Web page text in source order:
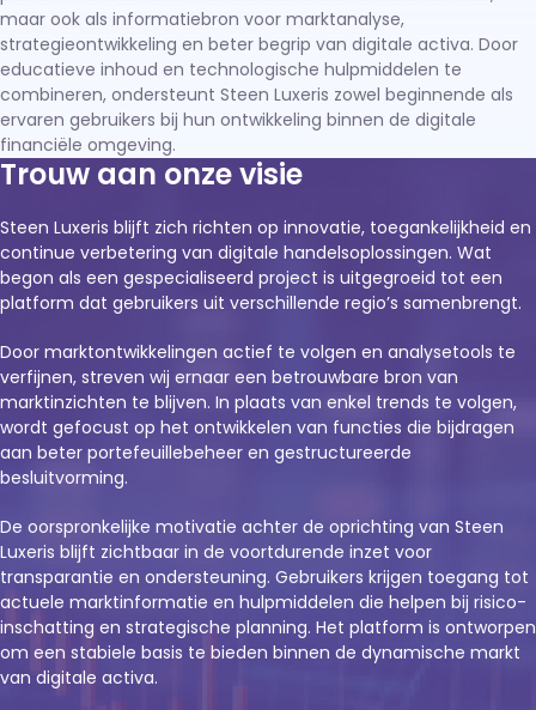
maar ook als informatiebron voor marktanalyse,
strategieontwikkeling en beter begrip van digitale activa. Door
educatieve inhoud en technologische hulpmiddelen te
combineren, ondersteunt Steen Luxeris zowel beginnende als
ervaren gebruikers bij hun ontwikkeling binnen de digitale
financiële omgeving.
Trouw aan onze visie
Steen Luxeris blijft zich richten op innovatie, toegankelijkheid en
continue verbetering van digitale handelsoplossingen. Wat
begon als een gespecialiseerd project is uitgegroeid tot een
platform dat gebruikers uit verschillende regio’s samenbrengt.
Door marktontwikkelingen actief te volgen en analysetools te
verfijnen, streven wij ernaar een betrouwbare bron van
marktinzichten te blijven. In plaats van enkel trends te volgen,
wordt gefocust op het ontwikkelen van functies die bijdragen
aan beter portefeuillebeheer en gestructureerde
besluitvorming.
De oorspronkelijke motivatie achter de oprichting van Steen
Luxeris blijft zichtbaar in de voortdurende inzet voor
transparantie en ondersteuning. Gebruikers krijgen toegang tot
actuele marktinformatie en hulpmiddelen die helpen bij risico-
inschatting en strategische planning. Het platform is ontworpen
om een stabiele basis te bieden binnen de dynamische markt
van digitale activa.